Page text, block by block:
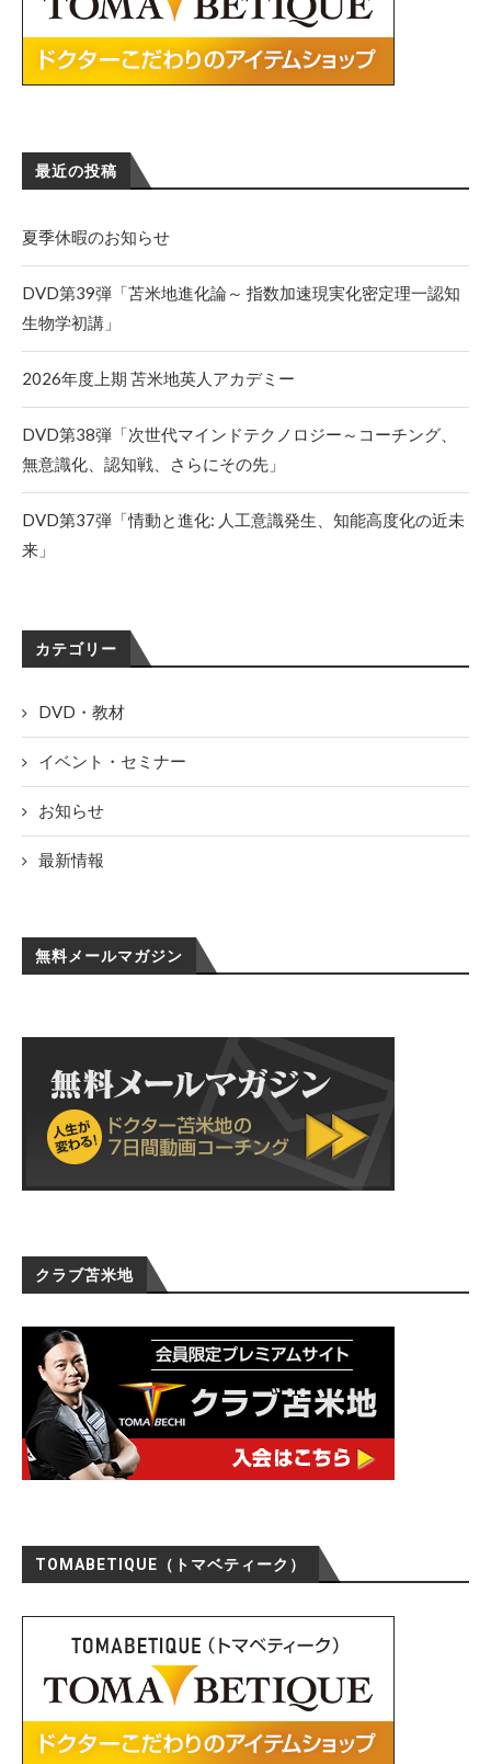
最近の投稿
夏季休暇のお知らせ
DVD第39弾「苫米地進化論～ 指数加速現実化密定理一認知
生物学初講」
2026年度上期 苫米地英人アカデミー
DVD第38弾「次世代マインドテクノロジー～コーチング、
無意識化、認知戦、さらにその先」
DVD第37弾「情動と進化: 人工意識発生、知能高度化の近未
来」
カテゴリー
DVD・教材
イベント・セミナー
お知らせ
最新情報
無料メールマガジン
クラブ苫米地
TOMABETIQUE（トマベティーク）